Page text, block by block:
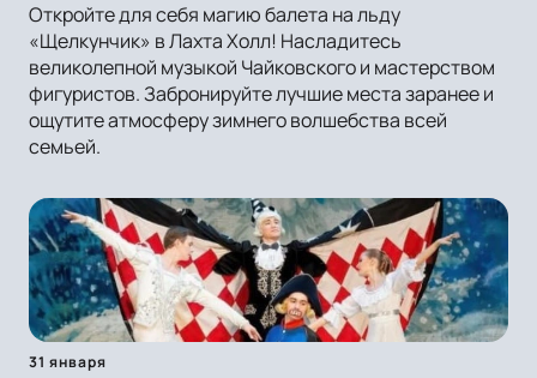
Откройте для себя магию балета на льду
«Щелкунчик» в Лахта Холл! Насладитесь
великолепной музыкой Чайковского и мастерством
фигуристов. Забронируйте лучшие места заранее и
ощутите атмосферу зимнего волшебства всей
семьей.
31 января